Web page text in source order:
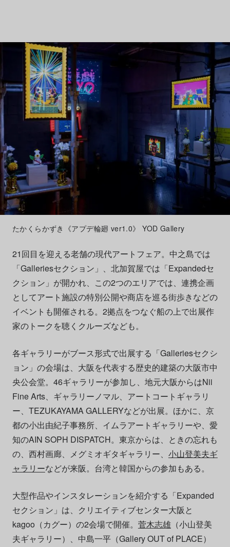
たかくらかずき《アプデ輪廻 ver1.0》 YOD Gallery
21回目を迎える老舗の現代アートフェア。中之島では
「Galleriesセクション」、北加賀屋では「Expandedセ
クション」が開かれ、この2つのエリアでは、連携企画
としてアート施設の特別公開や商店を巡る街歩きなどの
イベントも開催される。2拠点をつなぐ船の上で出展作
家のトークを聴くクルーズなども。
各ギャラリーがブース形式で出展する「Galleriesセクシ
ョン」の会場は、大阪を代表する歴史的建築の大阪市中
央公会堂。46ギャラリーが参加し、地元大阪からはNii
Fine Arts、ギャラリーノマル、アートコートギャラリ
ー、TEZUKAYAMA GALLERYなどが出展。ほかに、京
都の小出由紀子事務所、イムラアートギャラリーや、愛
知のAIN SOPH DISPATCH。東京からは、ときの忘れも
の、西村画廊、メグミオギタギャラリー、 小山登美夫ギ
ャラリーなどが来阪。台湾と韓国からの参加もある。
大型作品やインスタレーションを紹介する「Expanded
セクション」は、クリエイティブセンター大阪と
kagoo（カグー）の2会場で開催。 菅木志雄（小山登美
夫ギャラリー）、中島一平（Gallery OUT of PLACE）